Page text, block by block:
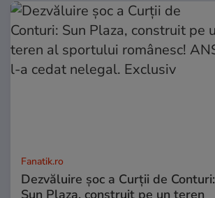
Fanatik.ro
Dezvăluire şoc a Curţii de Conturi:
Sun Plaza, construit pe un teren